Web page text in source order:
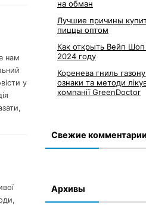
нам
у
на обман
Лучшие причины
пиццы оптом
Как открыть Вейп Шоп
2024 году
Коренева гниль
ознаки та методи
компанії GreenDoctor
Свежие комментарии
Архивы